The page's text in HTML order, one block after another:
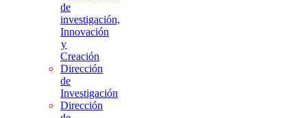
de
investigación,
Innovación
y
Creación
Dirección
de
Investigación
Dirección